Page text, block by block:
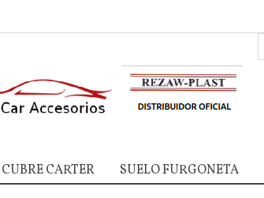
CUBRE CARTER SUELO FURGONETA